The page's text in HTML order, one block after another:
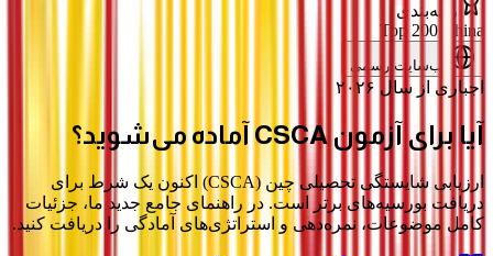
رتبه‌بندی
Top 200 China
وب‌سایت رسمی
اجباری از سال ۲۰۲۶
آیا برای آزمون CSCA آماده می‌شوید؟
ارزیابی شایستگی تحصیلی چین (CSCA) اکنون یک شرط برای
دریافت بورسیه‌های برتر است. در راهنمای جامع جدید ما، جزئیات
کامل موضوعات، نمره‌دهی و استراتژی‌های آمادگی را دریافت کنید.